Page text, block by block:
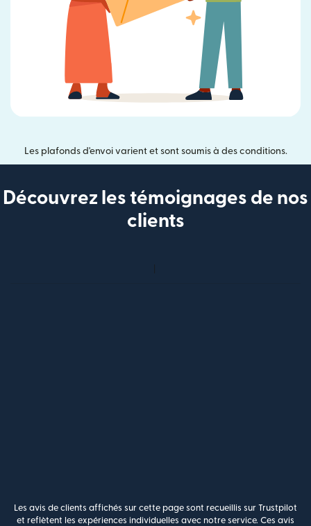
Les plafonds d'envoi varient et sont soumis à des conditions.
Découvrez les témoignages de nos
clients
Les avis de clients affichés sur cette page sont recueillis sur Trustpilot
et reflètent les expériences individuelles avec notre service. Ces avis